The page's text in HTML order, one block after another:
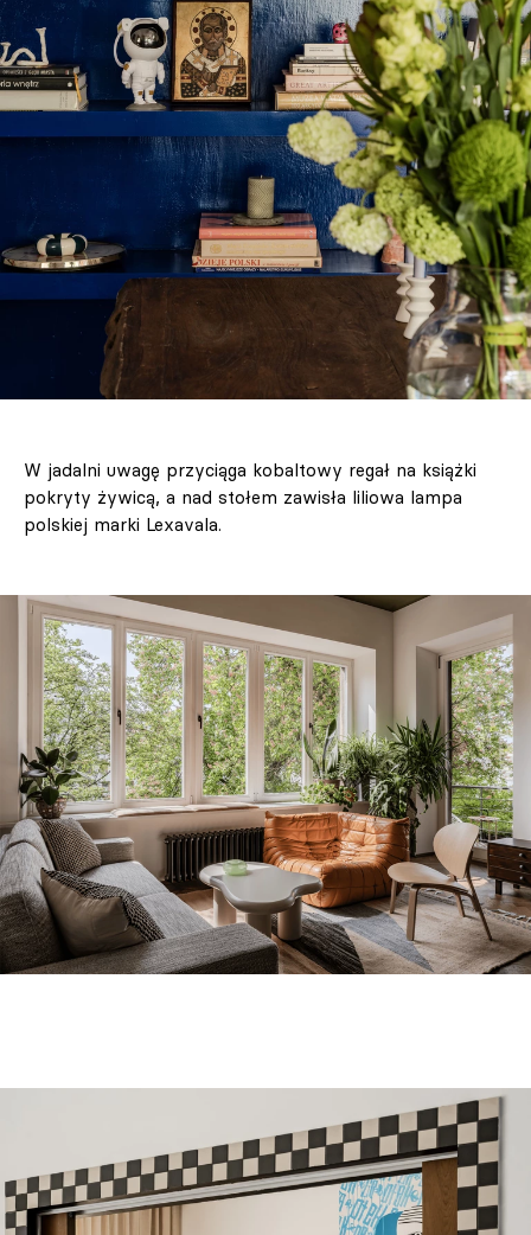
W jadalni uwagę przyciąga kobaltowy regał na książki
pokryty żywicą, a nad stołem zawisła liliowa lampa
polskiej marki Lexavala.